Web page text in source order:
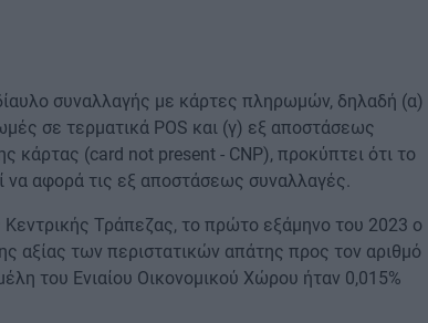
συναλλαγής με κάρτες πληρωμών, δηλαδή (α)
σε τερματικά POS και (γ) εξ αποστάσεως
κάρτας (card not present - CNP), προκύπτει ότι το
αφορά τις εξ αποστάσεως συναλλαγές.
Τράπεζας, το πρώτο εξάμηνο του 2023 ο
αξίας των περιστατικών απάτης προς τον αριθμό
του Ενιαίου Οικονομικού Χώρου ήταν 0,015%